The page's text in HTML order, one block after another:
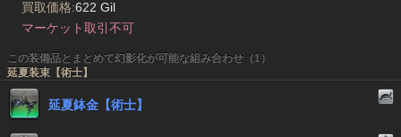
買取価格:622 Gil
マーケット取引不可
この装備品とまとめて幻影化が可能な組み合わせ（1）
延夏装束【術士】
延夏鉢金【術士】